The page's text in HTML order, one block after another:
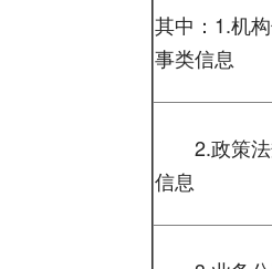
其中：1.机
事类信息
2.政策法
信息